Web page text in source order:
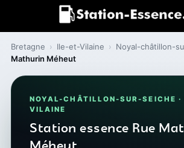
Bretagne › Ile-et-Vilaine › Noyal-châtillon-
Mathurin Méheut
NOYAL-CHÂTILLON-SUR-SEICHE
VILAINE
Station essence Rue